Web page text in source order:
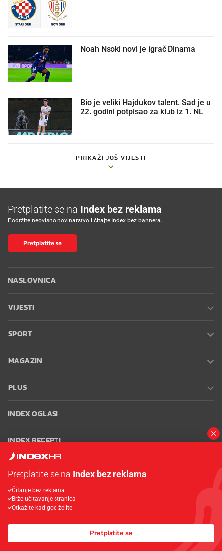
Noah Nsoki novi je igrač Dinama
Bio je veliki Hajdukov talent. Sad je u
22. godini potpisao za klub iz 1. NL
PRIKAŽI JOŠ VIJESTI
Pretplatite se na Index bez reklama
Podržite neovisno novinarstvo i čitajte Index bez bannera.
Pretplatite se
NASLOVNICA
VIJESTI
SPORT
MAGAZIN
PLUS
INDEX OGLASI
INDEX RECEPTI
Oglašavanje Zaposli se na Indexu
korištenja
Postavke kolačića
© 2026 Index
Pretplatite se na Index bez reklama
Čitanje bez reklama
Brže učitavanje stranica
Otkažite kad god želite
Pretplatite se